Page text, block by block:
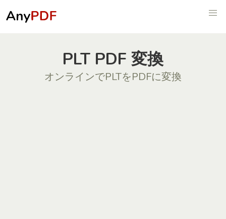
PLT PDF 変換
オンラインでPLTをPDFに変換